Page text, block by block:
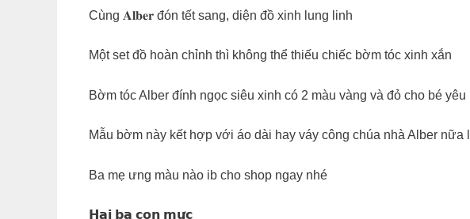
Cùng 𝐀𝐥𝐛𝐞𝐫 đón tết sang, diện đồ xinh lung linh
Một set đồ hoàn chỉnh thì không thể thiếu chiếc bờm tóc xinh xắn
Bờm tóc Alber đính ngọc siêu xinh có 2 màu vàng và đỏ cho bé
Mẫu bờm này kết hợp với áo dài hay váy công chúa nhà Alber nữa
Ba mẹ ưng màu nào ib cho shop ngay nhé
𝗛𝗮𝗶 𝗯𝗮 𝗰𝗼𝗻 𝗺𝘂̛̣𝗰